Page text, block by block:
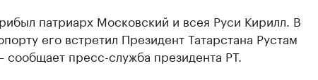
патриарх Московский и всея Руси Кирилл. В
его встретил Президент Татарстана Рустам
пресс-служба президента РТ.